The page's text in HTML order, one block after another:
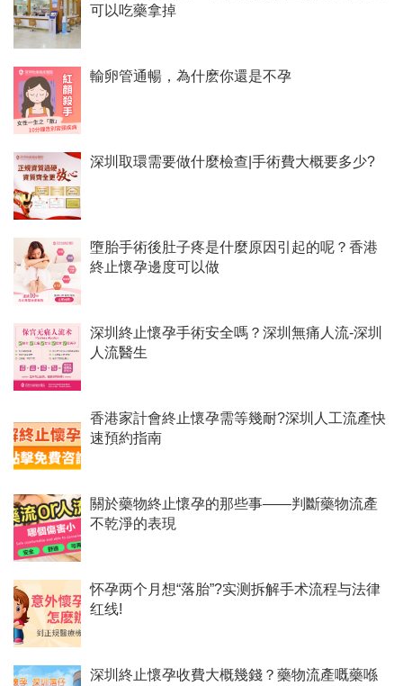
可以吃藥拿掉
輸卵管通暢，為什麽你還是不孕
深圳取環需要做什麼檢查|手術費大概要多少?
墮胎手術後肚子疼是什麼原因引起的呢？香港
終止懷孕邊度可以做
深圳終止懷孕手術安全嗎？深圳無痛人流-深圳
人流醫生
香港家計會終止懷孕需等幾耐?深圳人工流產快
速預約指南
關於藥物終止懷孕的那些事——判斷藥物流產
不乾淨的表現
怀孕两个月想“落胎”?实测拆解手术流程与法律
红线!
深圳終止懷孕收費大概幾錢？藥物流產嘅藥喺